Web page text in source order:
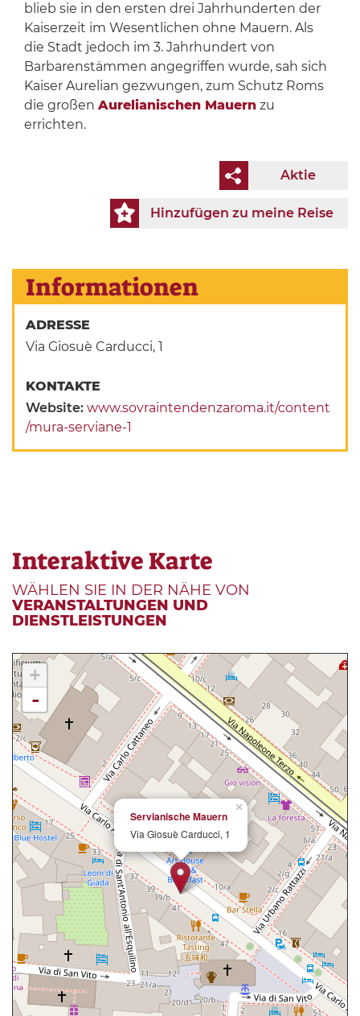
blieb sie in den ersten drei Jahrhunderten der
Kaiserzeit im Wesentlichen ohne Mauern. Als
die Stadt jedoch im 3. Jahrhundert von
Barbarenstämmen angegriffen wurde, sah sich
Kaiser Aurelian gezwungen, zum Schutz Roms
die großen Aurelianischen Mauernzu
errichten.
Aktie
Hinzufügen zu meine Reise
Informationen
ADRESSE
Via Giosuè Carducci, 1
KONTAKTE
Website:www.sovraintendenzaroma.it/content
/mura-serviane-1
Interaktive Karte
WÄHLEN SIE IN DER NÄHE VON
VERANSTALTUNGEN UND
DIENSTLEISTUNGEN
×
Servianische Mauern
Via Giosuè Carducci, 1
+
-